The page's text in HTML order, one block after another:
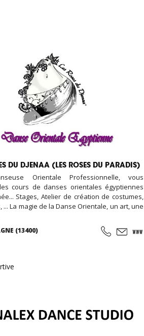
DU DJENAA (LES ROSES DU PARADIS)
Orientale Professionnelle, vous
cours de danses orientales égyptiennes
Stages, Atelier de création de costumes,
... La magie de la Danse Orientale, un art, une
(13400)